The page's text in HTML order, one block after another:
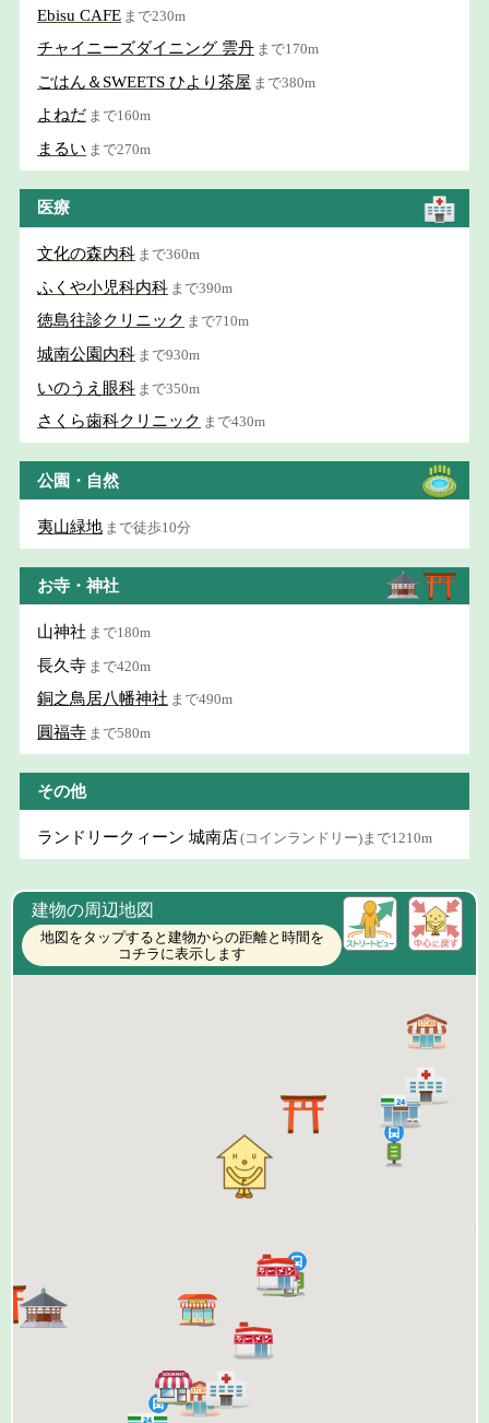
Ebisu CAFE まで230m
チャイニーズダイニング 雲丹 まで170m
ごはん＆SWEETS ひより茶屋 まで380m
よねだ まで160m
まるい まで270m
医療
文化の森内科 まで360m
ふくや小児科内科 まで390m
徳島往診クリニック まで710m
城南公園内科 まで930m
いのうえ眼科 まで350m
さくら歯科クリニック まで430m
公園・自然
夷山緑地 まで徒歩10分
お寺・神社
山神社 まで180m
長久寺 まで420m
銅之鳥居八幡神社 まで490m
圓福寺 まで580m
その他
ランドリークィーン 城南店(コインランドリー)まで1210m
建物の周辺地図
地図をタップすると建物からの距離と時間を
コチラに表示します